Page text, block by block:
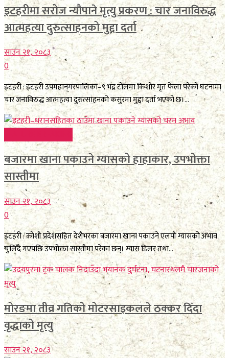
इटहरीमा सरोज न्यौपाने मृत्यु प्रकरण : चार जनाविरुद्ध
आत्महत्या दुरुत्साहनको मुद्दा दर्ता
साउन २१, २०८३
0
इटहरी : इटहरी उपमहानगरपालिका–९ भद्र टोलमा किशोर मृत फेला परेको घटनामा
चार जनाविरुद्ध आत्महत्या दुरुत्साहनको कसुरमा मुद्दा दर्ता भएको छ।...
बजारमा खाना पकाउने ग्यासको हाहाकार, उपभोक्ता
सास्तीमा
साउन २१, २०८३
0
इटहरी : कोशी प्रदेशसहित देशैभरका बजारमा खाना पकाउने एलपी ग्यासको अभाव
चुलिँदै गएपछि उपभोक्ता सास्तीमा परेका छन्। ग्यास डिलर तथा...
मोरङमा तीव्र गतिको मोटरसाइकलले ठक्कर दिँदा
वृद्धाको मृत्यु
साउन २१, २०८३